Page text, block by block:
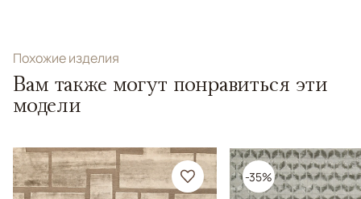
Похожие изделия
Вам также могут понравиться эти
модели
-35%